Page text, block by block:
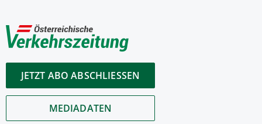
JETZT ABO ABSCHLIESSEN
MEDIADATEN